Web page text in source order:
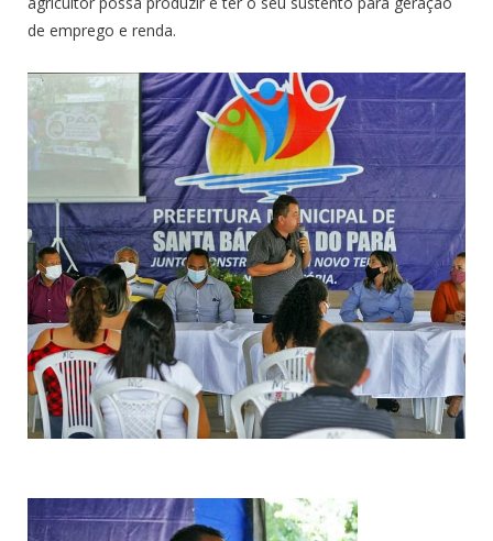
de emprego e renda.